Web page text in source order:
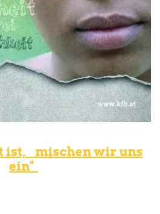
ist, mischen wir uns
ein"